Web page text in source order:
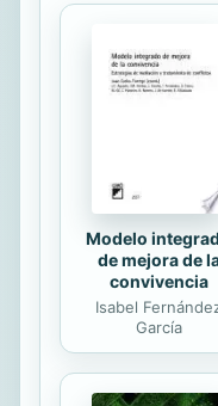
Modelo
de mejora de
convivencia
Isabel
García